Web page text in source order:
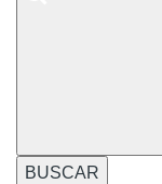
BUSCAR